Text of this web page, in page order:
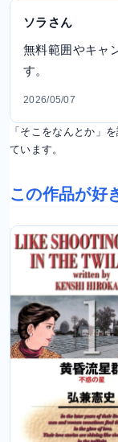
ソラさん
無料範囲やキャ
す。
2026/05/07
「そこをなんとか」
ています。
この作品が好